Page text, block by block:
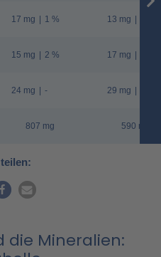
17 mg | 1 %
15 mg | 2 %
24 mg | -
807 mg
13 mg |
17 mg |
29 mg |
590 mg
die Mineralien: